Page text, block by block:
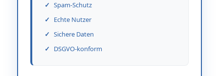
Spam-Schutz
Echte Nutzer
Sichere Daten
DSGVO-konform